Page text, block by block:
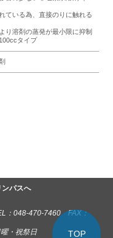
ている為、直接のりに触れる
り溶剤の蒸発が最小限に抑制
タイプ
TOP
ンパスへ
：048-470-7460 FAX：
・祝祭日